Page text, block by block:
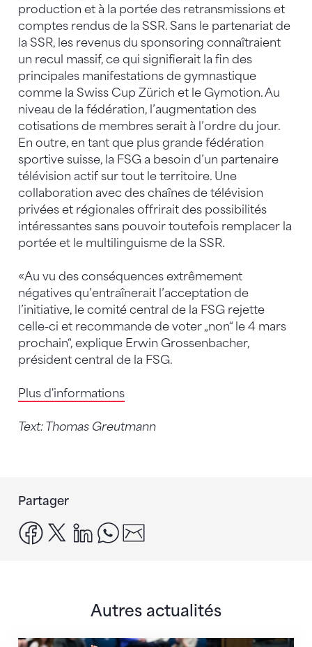
production et à la portée des retransmissions et
comptes rendus de la SSR. Sans le partenariat de
la SSR, les revenus du sponsoring connaîtraient
un recul massif, ce qui signifierait la fin des
principales manifestations de gymnastique
comme la Swiss Cup Zürich et le Gymotion. Au
niveau de la fédération, l’augmentation des
cotisations de membres serait à l’ordre du jour.
En outre, en tant que plus grande fédération
sportive suisse, la FSG a besoin d’un partenaire
télévision actif sur tout le territoire. Une
collaboration avec des chaînes de télévision
privées et régionales offrirait des possibilités
intéressantes sans pouvoir toutefois remplacer la
portée et le multilinguisme de la SSR.
«Au vu des conséquences extrêmement
négatives qu’entraînerait l’acceptation de
l’initiative, le comité central de la FSG rejette
celle-ci et recommande de voter „non“ le 4 mars
prochain“, explique Erwin Grossenbacher,
président central de la FSG.
Plus d'informations
Text: Thomas Greutmann
Partager
facebook
x linkedinwhatsapp
Autres actualités